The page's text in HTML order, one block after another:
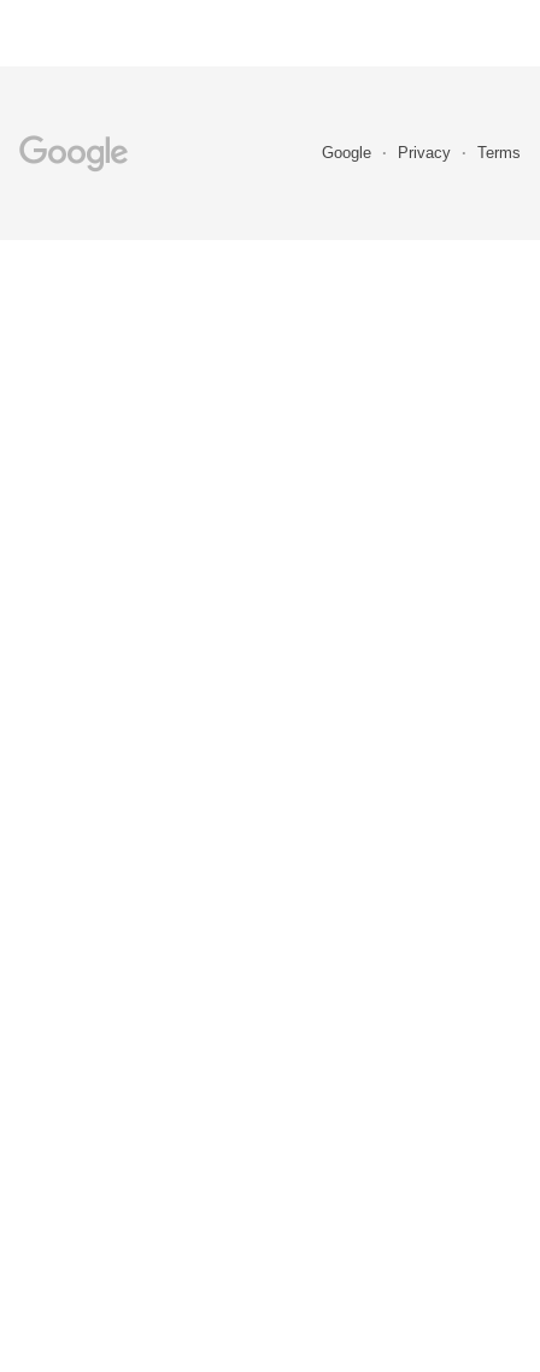
Google Privacy Terms